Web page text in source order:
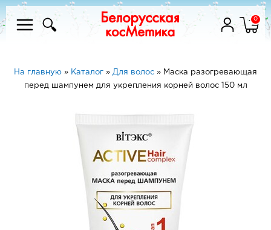
0
На главную » Каталог » Для волос » Маска разогревающая
перед шампунем для укрепления корней волос 150 мл